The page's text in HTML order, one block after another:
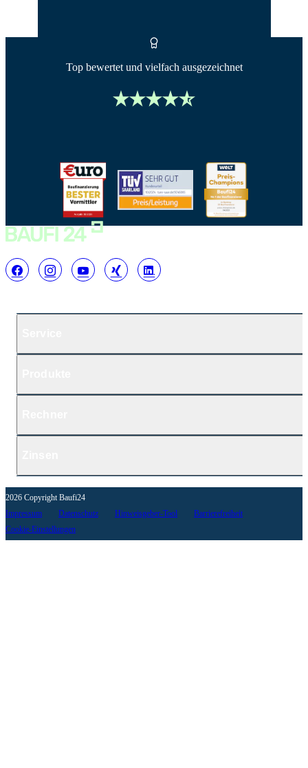
Top bewertet und vielfach ausgezeichnet
2026 Copyright Baufi24
Impressum
Datenschutz Hinweisgeber-Tool
Barrierefreiheit
Cookie-Einstellungen